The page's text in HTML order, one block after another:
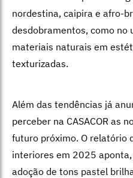
nordestina, caipira e afro-
desdobramentos, como no
materiais naturais em
texturizadas.
Além das tendências já
perceber na CASACOR as
futuro próximo. O relatório
interiores em 2025
adoção de tons pastel